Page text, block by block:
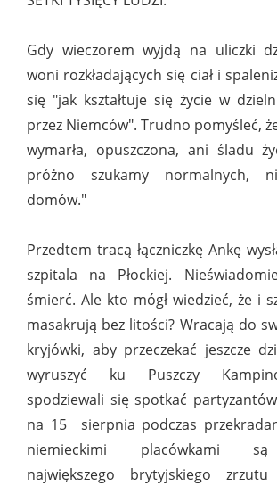
Gdy wieczorem wyjdą na uliczki
woni rozkładających się ciał i
się "jak kształtuje się życie w
przez Niemców". Trudno pomyśleć,
wymarła, opuszczona, ani śladu
próżno szukamy normalnych,
domów."
Przedtem tracą łączniczkę Ankę
szpitala na Płockiej.
śmierć. Ale kto mógł wiedzieć, że i
masakrują bez litości? Wracają do
kryjówki, aby przeczekać jeszcze
wyruszyć ku Puszczy
spodziewali się spotkać
na 15 sierpnia podczas
niemieckimi placówkami są
największego brytyjskiego